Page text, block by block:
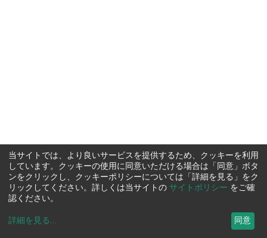
当サイトでは、より良いサービスを提供するため、クッキーを利用
しています。クッキーの使用に同意いただける場合は「同意」ボタ
ンをクリックし、クッキーポリシーについては「詳細を見る」をク
リックしてください。詳しくは当サイトの サイトポリシー をご確
認ください。
詳細を見る ... 同意